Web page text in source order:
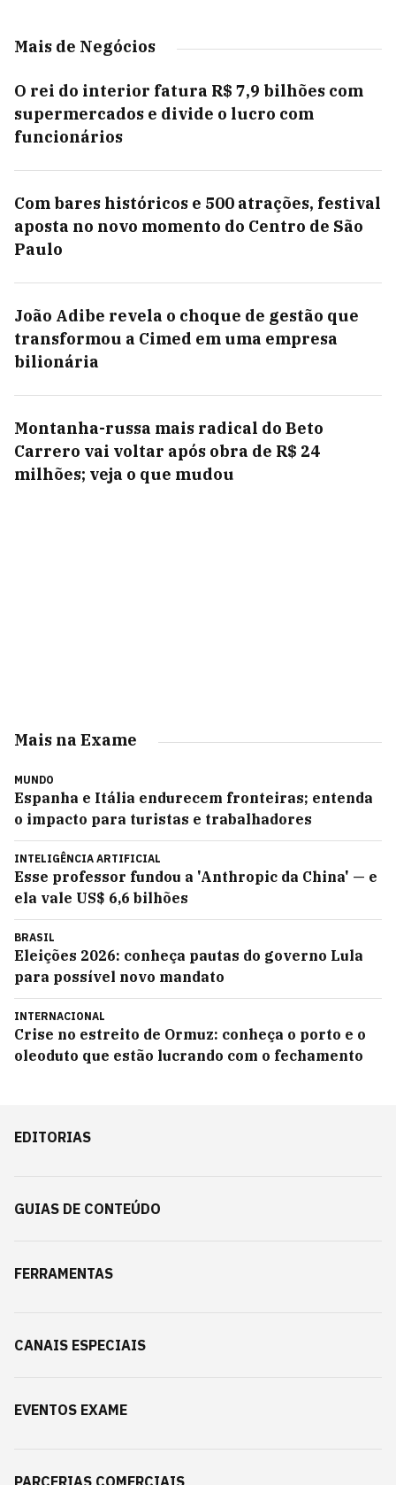
Mais de Negócios
O rei do interior fatura R$ 7,9 bilhões com
supermercados e divide o lucro com
funcionários
Com bares históricos e 500 atrações, festival
aposta no novo momento do Centro de São
Paulo
João Adibe revela o choque de gestão que
transformou a Cimed em uma empresa
bilionária
Montanha-russa mais radical do Beto
Carrero vai voltar após obra de R$ 24
milhões; veja o que mudou
Mais na Exame
MUNDO
Espanha e Itália endurecem fronteiras; entenda
o impacto para turistas e trabalhadores
INTELIGÊNCIA ARTIFICIAL
Esse professor fundou a 'Anthropic da China' — e
ela vale US$ 6,6 bilhões
BRASIL
Eleições 2026: conheça pautas do governo Lula
para possível novo mandato
INTERNACIONAL
Crise no estreito de Ormuz: conheça o porto e o
oleoduto que estão lucrando com o fechamento
EDITORIAS
GUIAS DE CONTEÚDO
FERRAMENTAS
CANAIS ESPECIAIS
EVENTOS EXAME
PARCERIAS COMERCIAIS